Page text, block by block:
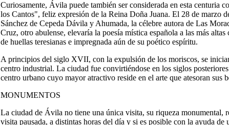
Curiosamente, Ávila puede también ser considerada en esta centuria
los Cantos", feliz expresión de la Reina Doña Juana. El 28 de marzo
Sánchez de Cepeda Dávila y Ahumada, la célebre autora de Las
Cruz, otro abulense, elevaría la poesía mística española a las más
de huellas teresianas e impregnada aún de su poético espíritu.
A principios del siglo XVII, con la expulsión de los moriscos, se
centro industrial. La ciudad fue convirtiéndose en los siglos
centro urbano cuyo mayor atractivo reside en el arte que atesoran sus
MONUMENTOS
La ciudad de Ávila no tiene una única visita, su riqueza monumental,
visita pausada, a distintas horas del día y si es posible con la ayuda de